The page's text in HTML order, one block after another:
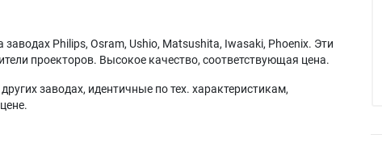
Philips, Osram, Ushio, Matsushita, Iwasaki, Phoenix. Эти
проекторов. Высокое качество, соответствующая цена.
заводах, идентичные по тех. характеристикам,